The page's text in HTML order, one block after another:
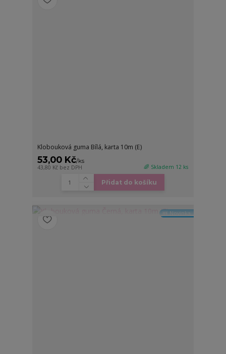
Klobouková guma Bílá, karta 10m (E)
53,00 Kč/ks
43,80 Kč bez DPH 🌈 Skladem 12 ks
Přidat do košíku
🆕 Novinka